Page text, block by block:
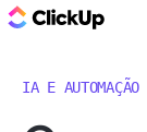
IA E AUTOMAÇÃO